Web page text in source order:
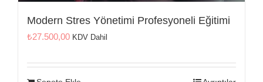
Modern Stres Yönetimi Profesyoneli Eğitimi
₺27.500,00 KDV Dahil